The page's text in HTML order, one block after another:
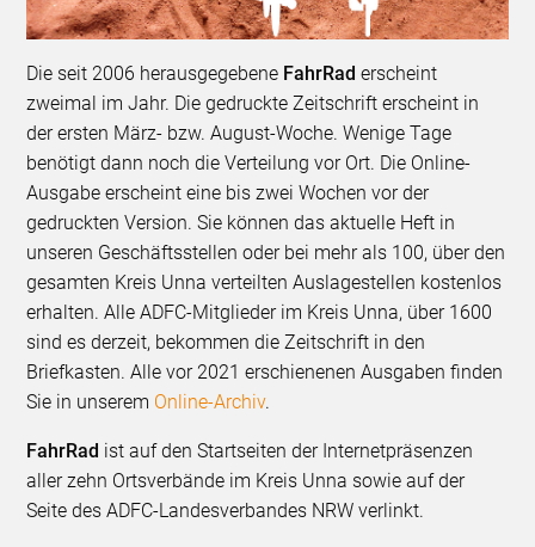
Die seit 2006 herausgegebene FahrRad erscheint
zweimal im Jahr. Die gedruckte Zeitschrift erscheint in
der ersten März- bzw. August-Woche. Wenige Tage
benötigt dann noch die Verteilung vor Ort. Die Online-
Ausgabe erscheint eine bis zwei Wochen vor der
gedruckten Version. Sie können das aktuelle Heft in
unseren Geschäftsstellen oder bei mehr als 100, über den
gesamten Kreis Unna verteilten Auslagestellen kostenlos
erhalten. Alle ADFC-Mitglieder im Kreis Unna, über 1600
sind es derzeit, bekommen die Zeitschrift in den
Briefkasten. Alle vor 2021 erschienenen Ausgaben finden
Sie in unserem Online-Archiv.
FahrRad ist auf den Startseiten der Internetpräsenzen
aller zehn Ortsverbände im Kreis Unna sowie auf der
Seite des ADFC-Landesverbandes NRW verlinkt.